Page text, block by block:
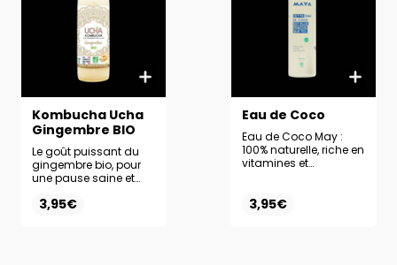
Kombucha Ucha
Gingembre BIO
Le goût puissant du
gingembre bio, pour
une pause saine et
3,95€
Eau de Coco
Eau de Coco May :
100% naturelle, riche en
vitamines et
3,95€